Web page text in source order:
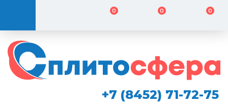
0 0 0
+7 (8452) 71-72-75